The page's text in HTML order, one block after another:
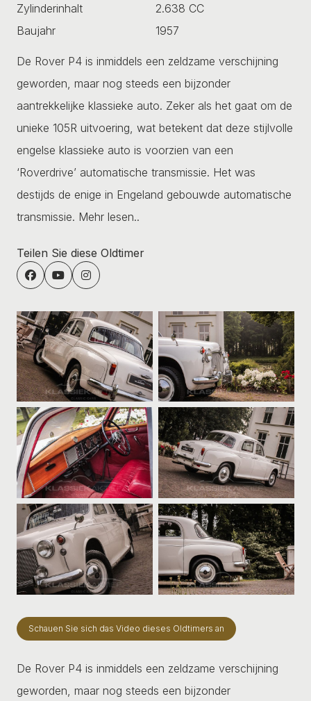
Zylinderinhalt
2.638 CC
Baujahr
1957
De Rover P4 is inmiddels een zeldzame verschijning
geworden, maar nog steeds een bijzonder
aantrekkelijke klassieke auto. Zeker als het gaat om de
unieke 105R uitvoering, wat betekent dat deze stijlvolle
engelse klassieke auto is voorzien van een
‘Roverdrive’ automatische transmissie. Het was
destijds de enige in Engeland gebouwde automatische
transmissie. Mehr lesen..
Teilen Sie diese Oldtimer
Schauen Sie sich das Video dieses Oldtimers an
De Rover P4 is inmiddels een zeldzame verschijning
geworden, maar nog steeds een bijzonder